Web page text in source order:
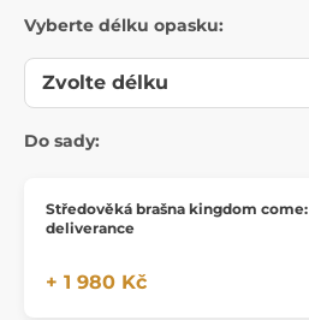
Vyberte délku opasku:
Do sady:
Středověká brašna kingdom come:
deliverance
+ 1 980 Kč